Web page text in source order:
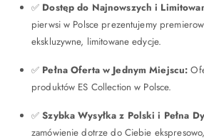
✅ Dostęp do Najnowszych i
pierwsi w Polsce prezentujemy
ekskluzywne, limitowane edycje.
✅ Pełna Oferta w Jednym Miejscu:
produktów ES Collection w Polsce.
✅Szybka Wysyłka z Polski i Pełna
zamówienie dotrze do Ciebie